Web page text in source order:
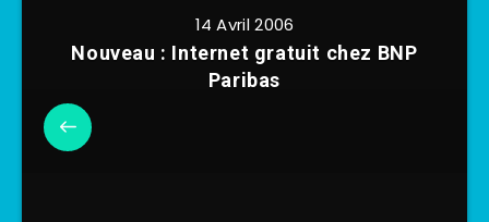
14 Avril 2006
Nouveau : Internet gratuit chez BNP
Paribas